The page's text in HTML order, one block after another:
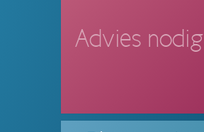
Advies nodig